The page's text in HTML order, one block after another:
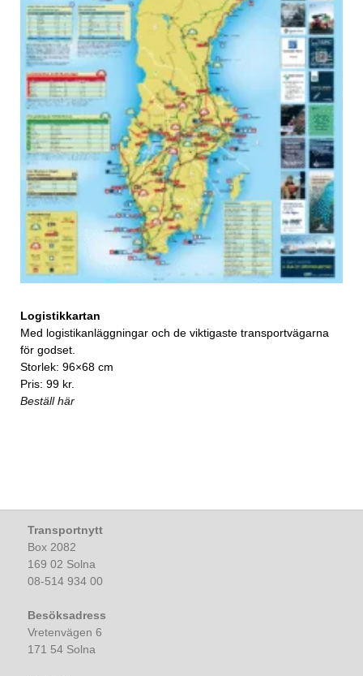
Logistikkartan
Med logistikanläggningar och de viktigaste transportvägarna
för godset.
Storlek: 96×68 cm
Pris: 99 kr.
Beställ här
Transportnytt
Box 2082
169 02 Solna
08-514 934 00
Besöksadress
Vretenvägen 6
171 54 Solna